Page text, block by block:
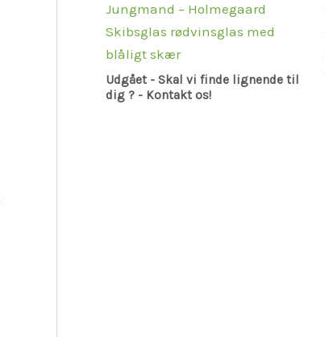
Jungmand – Holmegaard
Skibsglas rødvinsglas med
blåligt skær
Udgået - Skal vi finde lignende til
dig ? - Kontakt os!